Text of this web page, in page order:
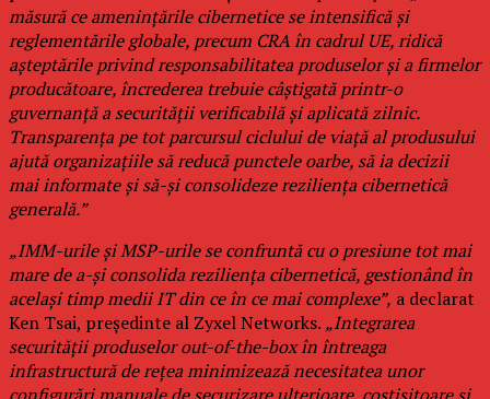
măsură ce amenințările cibernetice se intensifică și
reglementările globale, precum CRA în cadrul UE, ridică
așteptările privind responsabilitatea produselor și a firmelor
producătoare, încrederea trebuie câștigată printr-o
guvernanță a securității verificabilă și aplicată zilnic.
Transparența pe tot parcursul ciclului de viață al produsului
ajută organizațiile să reducă punctele oarbe, să ia decizii
mai informate și să-și consolideze reziliența cibernetică
generală.”
„IMM-urile și MSP-urile se confruntă cu o presiune tot mai
mare de a-și consolida reziliența cibernetică, gestionând în
același timp medii IT din ce în ce mai complexe”, a declarat
Ken Tsai, președinte al Zyxel Networks. „Integrarea
securității produselor out-of-the-box în întreaga
infrastructură de rețea minimizează necesitatea unor